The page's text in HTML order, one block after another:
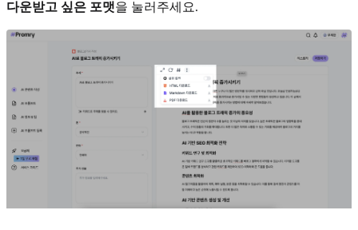
다운받고 싶은 포맷을 눌러주세요.